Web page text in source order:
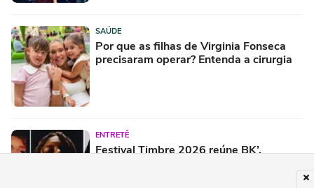
SAÚDE
Por que as filhas de Virginia Fonseca
precisaram operar? Entenda a cirurgia
ENTRETÊ
Festival Timbre 2026 reúne BK’,
encontro de diferentes gerações do rap